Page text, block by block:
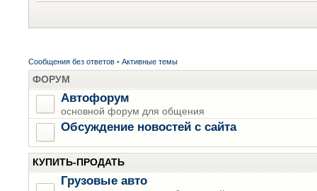
Сообщения без ответов • Активные темы
ФОРУМ
Автофорум
основной форум для общения
Обсуждение новостей с сайта
КУПИТЬ-ПРОДАТЬ
Грузовые авто